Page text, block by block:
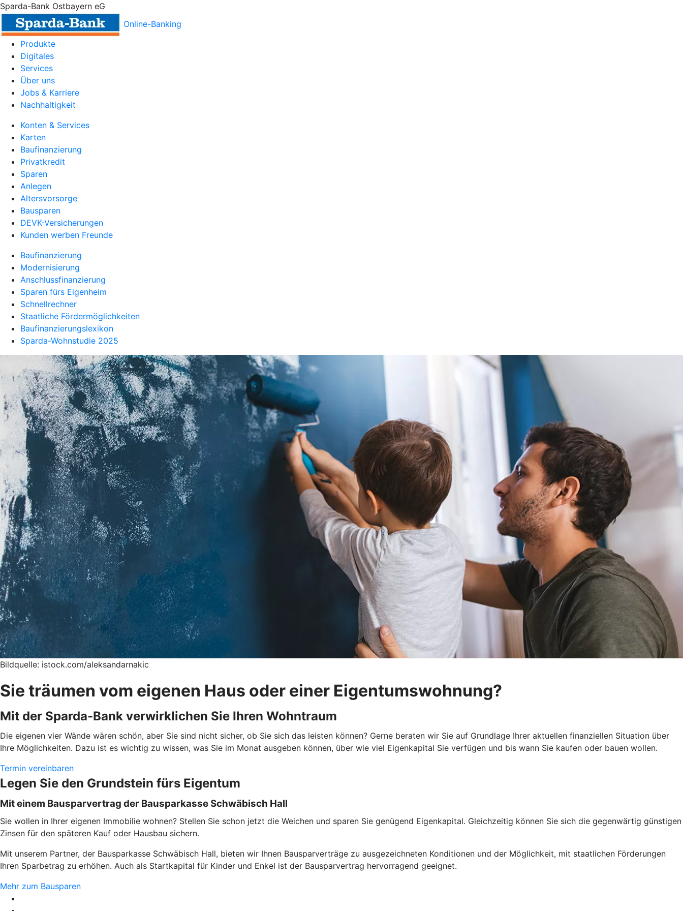
Sparda-Bank Ostbayern eG
Online-Banking
Produkte
Digitales
Services
Über uns
Jobs & Karriere
Nachhaltigkeit
Konten & Services
Karten
Baufinanzierung
Privatkredit
Sparen
Anlegen
Altersvorsorge
Bausparen
DEVK-Versicherungen
Kunden werben Freunde
Baufinanzierung
Modernisierung
Anschlussfinanzierung
Sparen fürs Eigenheim
Schnellrechner
Staatliche Fördermöglichkeiten
Baufinanzierungslexikon
Sparda-Wohnstudie 2025
Bildquelle: istock.com/aleksandarnakic
Sie träumen vom eigenen Haus oder einer Eigentumswohnung?
Mit der Sparda-Bank verwirklichen Sie Ihren Wohntraum
Die eigenen vier Wände wären schön, aber Sie sind nicht sicher, ob Sie sich das leisten können? Gerne beraten wir Sie auf Grundlage Ihrer aktuellen finanziellen Situation über
Ihre Möglichkeiten. Dazu ist es wichtig zu wissen, was Sie im Monat ausgeben können, über wie viel Eigenkapital Sie verfügen und bis wann Sie kaufen oder bauen wollen.
Termin vereinbaren
Legen Sie den Grundstein fürs Eigentum
Mit einem Bausparvertrag der Bausparkasse Schwäbisch Hall
Sie wollen in Ihrer eigenen Immobilie wohnen? Stellen Sie schon jetzt die Weichen und sparen Sie genügend Eigenkapital. Gleichzeitig können Sie sich die gegenwärtig günstigen
Zinsen für den späteren Kauf oder Hausbau sichern.
Mit unserem Partner, der Bausparkasse Schwäbisch Hall, bieten wir Ihnen Bausparverträge zu ausgezeichneten Konditionen und der Möglichkeit, mit staatlichen Förderungen
Ihren Sparbetrag zu erhöhen. Auch als Startkapital für Kinder und Enkel ist der Bausparvertrag hervorragend geeignet.
Mehr zum Bausparen